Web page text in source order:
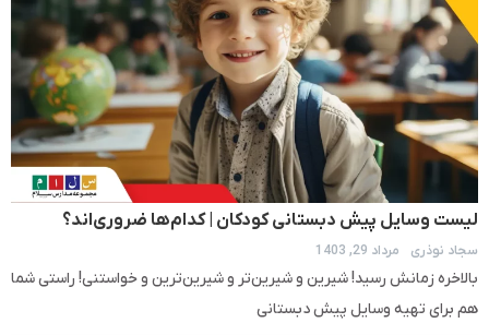
لیست وسایل پیش دبستانی کودکان | کدام‌ها ضروری‌اند؟
سجاد نوذری مرداد 29, 1403
بالاخره زمانش رسید! شیرین و شیرین‌تر و شیرین‌ترین و خواستنی! راستی شما
هم برای تهیه وسایل پیش‌ دبستانی